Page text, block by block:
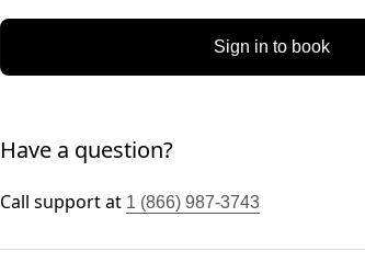
Sign in to book
Have a question?
Call support at 1 (866) 987-3743